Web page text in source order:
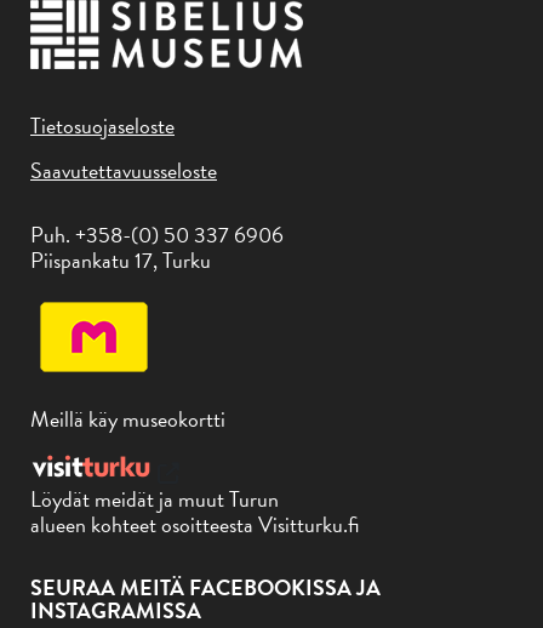
Tietosuojaseloste
Saavutettavuusseloste
Puh. +358-(0) 50 337 6906
Piispankatu 17, Turku
Meillä käy museokortti
Löydät meidät ja muut Turun
alueen kohteet osoitteesta Visitturku.fi
SEURAA MEITÄ FACEBOOKISSA JA
INSTAGRAMISSA